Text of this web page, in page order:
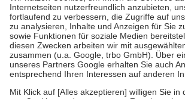
Kosten der Leistung zu entrichten.
Diese Regeln gelten grundsätzlich auch für
Bei Heilmitteln und häuslicher Krankenpflege
Zuzahlung zehn Prozent der Kosten sowie
Verordnung.
Um das Engagement der Versicherten für ihre
stärken und die besondere Stellung der Familie
fallenkeine Zuzahlungenan bei: